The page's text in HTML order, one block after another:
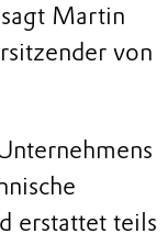
Martin
von
erstattet teils